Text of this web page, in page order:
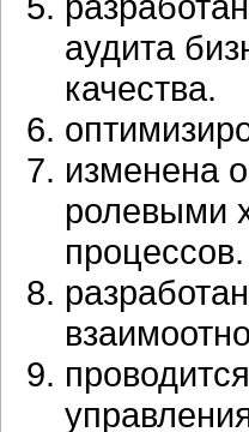
аудита
качества.
изменена
ролевыми
процессов.